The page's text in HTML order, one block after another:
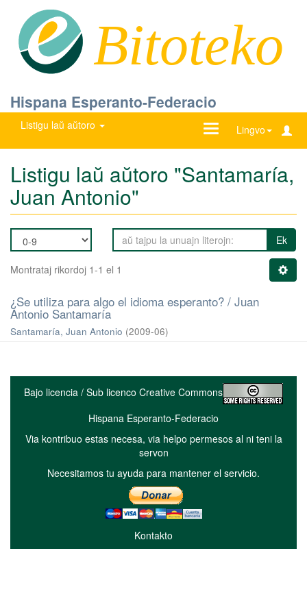
Bitoteko
Hispana Esperanto-Federacio
Listigu laŭ aŭtoro Lingvo
Ŝanĝu
Listigu laŭ aŭtoro "Santamaría,
Juan Antonio"
Ek
Montrataj rikordoj 1-1 el 1
¿Se utiliza para algo el idioma esperanto? / Juan
Antonio Santamaría
Santamaría, Juan Antonio (2009-06)
Bajo licencia / Sub licenco Creative Commons
Hispana Esperanto-Federacio
Via kontribuo estas necesa, via helpo permesos al ni teni la
servon
Necesitamos tu ayuda para mantener el servicio.
Kontakto